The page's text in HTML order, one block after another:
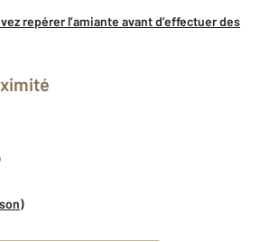
repérer l’amiante avant d’effectuer des